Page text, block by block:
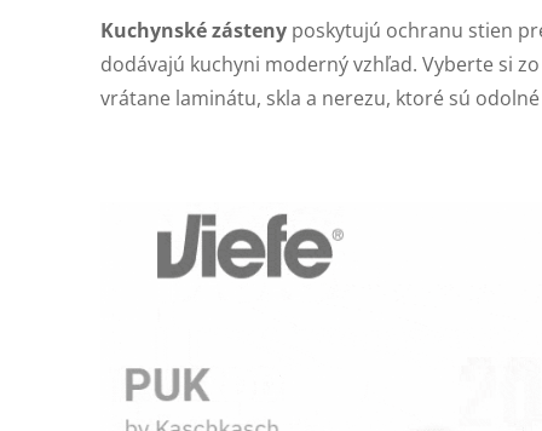
Kuchynské zásteny poskytujú ochranu stien
dodávajú kuchyni moderný vzhľad. Vyberte si
vrátane laminátu, skla a nerezu, ktoré sú